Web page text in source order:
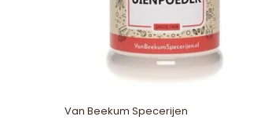
Van Beekum Specerijen